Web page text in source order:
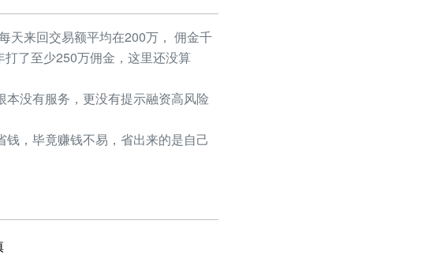
天来回交易额平均在200万， 佣金千
了至少250万佣金，这里还没算
没有服务，更没有提示融资高风险
，毕竟赚钱不易，省出来的是自己